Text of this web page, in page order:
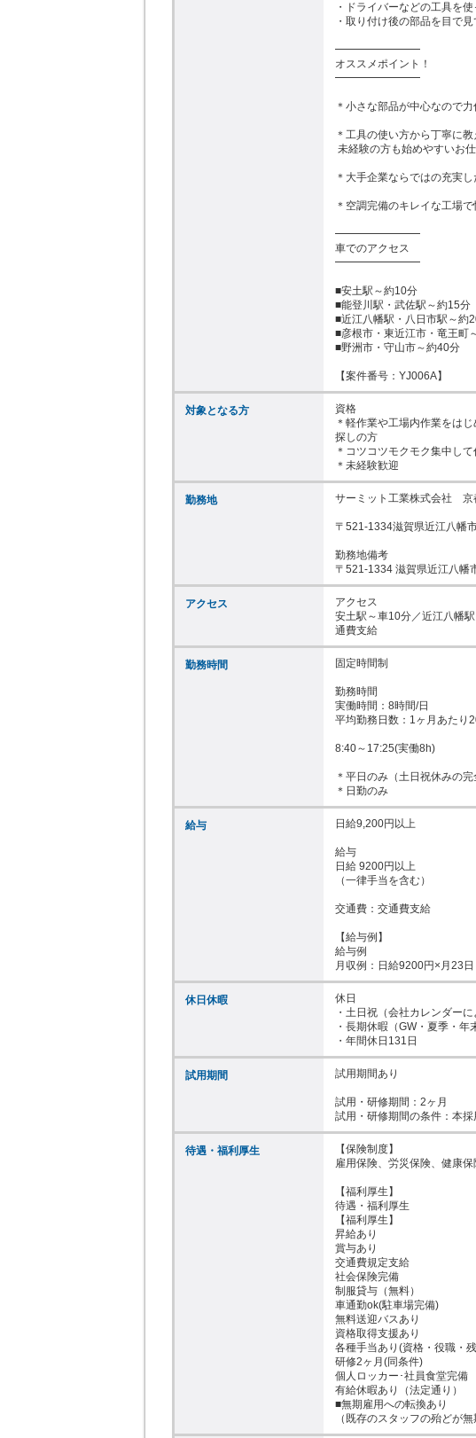
・ドライバーなどの工具を
・取り付け後の部品を目で
━━━━━━━━
オススメポイント！
━━━━━━━━
＊小さな部品が中心なので
＊工具の使い方から丁寧に教
＊大手企業ならではの充実
＊空調完備のキレイな工場
━━━━━━━━
車でのアクセス
━━━━━━━━
■安土駅～約10分
■能登川駅・武佐駅～約15分
■近江八幡駅・八日市駅～約
■彦根市・東近江市・竜王町
■野洲市・守山市～約40分
【案件番号：YJ006A】
対象となる方
資格
＊軽作業や工場内作業をは
探しの方
＊コツコツモクモク集中し
＊未経験歓迎
勤務地 サーミット工業株式会社　京
〒521-1334滋賀県近江八幡
勤務地備考
〒521-1334 滋賀県近江八幡
アクセス
アクセス
安土駅～車10分／近江八幡
通費支給
勤務時間 固定時間制
勤務時間
実働時間：8時間/日
平均勤務日数：1ヶ月あたり
8:40～17:25(実働8h)
＊平日のみ（土日祝休みの完
＊日勤のみ
給与 日給9,200円以上
給与
日給 9200円以上
（一律手当を含む）
交通費：交通費支給
【給与例】
給与例
月収例：日給9200円×月23
休日休暇
休日
・土日祝（会社カレンダーに
・長期休暇（GW・夏季・年
・年間休日131日
試用期間 試用期間あり
試用・研修期間：2ヶ月
待遇・福利厚生
【保険制度】
雇用保険、労災保険、健康
【福利厚生】
待遇・福利厚生
【福利厚生】
昇給あり
賞与あり
交通費規定支給
社会保険完備
制服貸与（無料）
車通勤ok(駐車場完備)
無料送迎バスあり
資格取得支援あり
各種手当あり(資格・役職・
研修2ヶ月(同条件)
個人ロッカー･社員食堂完備
有給休暇あり（法定通り）
■無期雇用への転換あり
（既存のスタッフの殆どが